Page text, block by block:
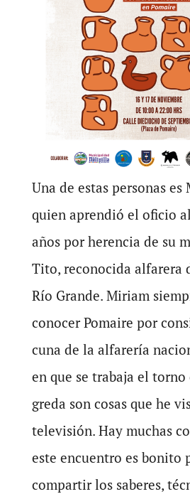
Una de estas personas
quien aprendió el oficio
años por herencia de su
Tito, reconocida alfarera
Río Grande. Miriam
conocer Pomaire por
cuna de la alfarería
en que se trabaja el torno
greda son cosas que he
televisión. Hay muchas
este encuentro es bonito
compartir los saberes,